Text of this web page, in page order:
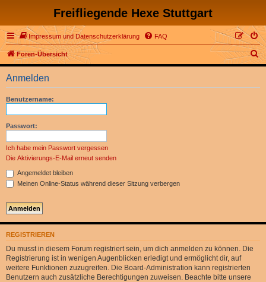
Freifliegende Hexe Stuttgart
Impressum und Datenschutzerklärung FAQ
Foren-Übersicht
S
u
Anmelden
Benutzername:
Passwort:
Ich habe mein Passwort vergessen
Die Aktivierungs-E-Mail erneut senden
Angemeldet bleiben
Meinen Online-Status während dieser Sitzung verbergen
REGISTRIEREN
Du musst in diesem Forum registriert sein, um dich anmelden zu können. Die
Registrierung ist in wenigen Augenblicken erledigt und ermöglicht dir, auf
weitere Funktionen zuzugreifen. Die Board-Administration kann registrierten
Benutzern auch zusätzliche Berechtigungen zuweisen. Beachte bitte unsere